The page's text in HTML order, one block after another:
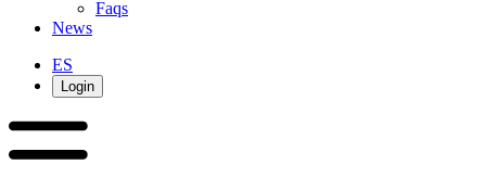
Faqs
News
ES
Login